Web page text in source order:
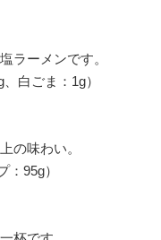
ラーメンです。
白ごま：1g）
の味わい。
95g）